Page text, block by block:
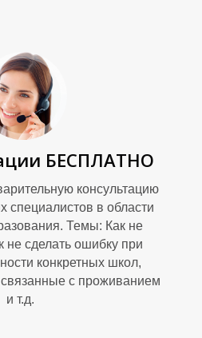
БЕСПЛАТНО
консультацию
специалистов в области
Темы: Как не
не сделать ошибку при
конкретных школ,
с проживанием
и т.д.